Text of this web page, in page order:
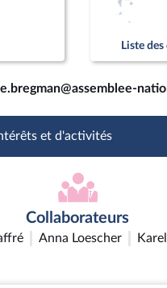
Liste
et d'activités
Collaborateurs
Anna Loescher